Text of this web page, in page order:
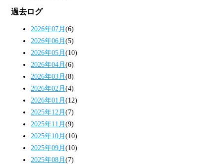
過去ログ
2026年07月(6)
2026年06月(5)
2026年05月(10)
2026年04月(6)
2026年03月(8)
2026年02月(4)
2026年01月(12)
2025年12月(7)
2025年11月(9)
2025年10月(10)
2025年09月(10)
2025年08月(7)